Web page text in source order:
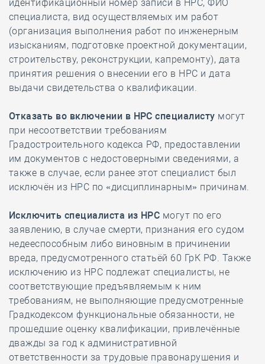
идентификационный номер записи в НРС, ФИО
специалиста, вид осуществляемых им работ
(организация выполнения работ по инженерным
изысканиям, подготовке проектной документации,
‎строительству, реконструкции, капремонту), дата
принятия решения о внесении его в НРС и дата
выдачи свидетельства о квалификации.
Отказать во включении в НРС специалисту могут
при несоответствии требованиям
Градостроительного кодекса РФ, предоставлении
им документов с недостоверными сведениями, а
также в случае, если ранее этот специалист был
исключён из НРС по «дисциплинарным» причинам.
Исключить специалиста из НРС могут по его
заявлению, в случае смерти, признания его судом
недееспособным либо виновным в причинении
вреда, предусмотренного статьёй 60 ГрК РФ. Также
исключению из НРС подлежат специалисты, не
соответствующие предъявляемым к ним
требованиям, не выполняющие предусмотренные
Градкодексом функциональные обязанности, не
прошедшие оценку квалификации, привлечённые
дважды за год к административной
ответственности за трудовые правонарушения и